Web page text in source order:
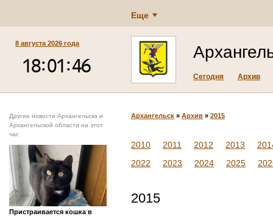
Еще
8 августа 2026 года
Сегодня Архив
Другие новости Архангельска и
Архангельской области на этот
час
Пристраивается кошка в
Архангельск » Архив » 2015
2010 2011 2012 2013
2022
2023 2024 2025
2015